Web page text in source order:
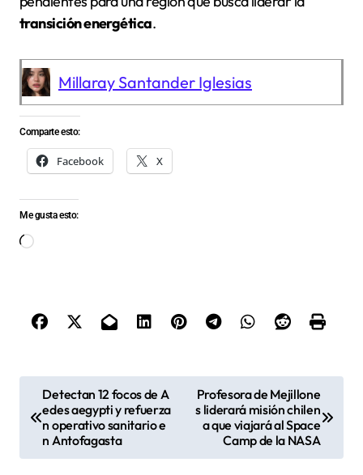
transición energética.
Millaray Santander Iglesias
Comparte esto:
Facebook X
Me gusta esto:
Cargando...
Detectan 12 focos de A
edes aegypti y refuerza
n operativo sanitario e
n Antofagasta
Profesora de Mejillone
s liderará misión chilen
a que viajará al Space
Camp de la NASA